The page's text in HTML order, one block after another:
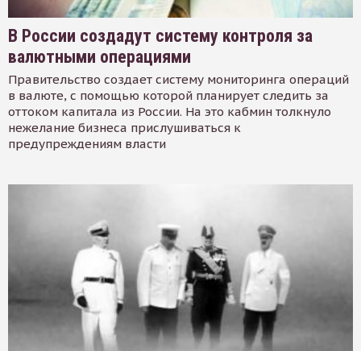
В России создадут систему контроля за
валютными операциями
Правительство создает систему мониторинга операций
в валюте, с помощью которой планирует следить за
оттоком капитала из России. На это кабмин толкнуло
нежелание бизнеса прислушиваться к
предупреждениям власти